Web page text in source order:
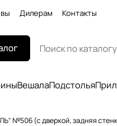
Дилерам Контакты
ВешалаПодстолья
№506 (с дверкой, задняя